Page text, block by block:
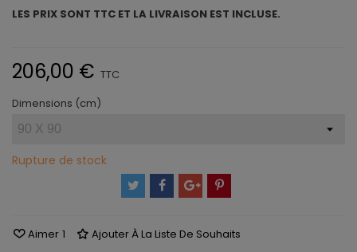
LES PRIX SONT TTC ET LA LIVRAISON EST INCLUSE.
206,00 € TTC
Dimensions (cm)
Rupture de stock
Aimer 1 Ajouter À La Liste De Souhaits